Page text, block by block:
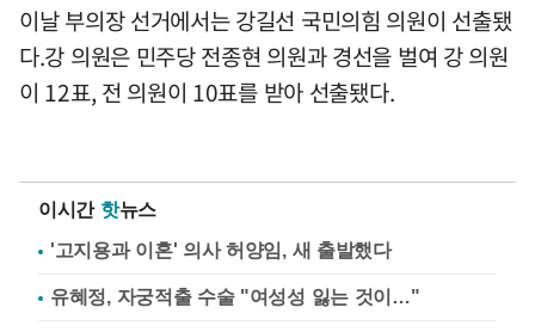
이날 부의장 선거에서는 강길선 국민의힘 의원이 선출됐
다.강 의원은 민주당 전종현 의원과 경선을 벌여 강 의원
이 12표, 전 의원이 10표를 받아 선출됐다.
이시간 핫뉴스
'고지용과 이혼' 의사 허양임, 새 출발했다
유혜정, 자궁적출 수술 "여성성 잃는 것이…"